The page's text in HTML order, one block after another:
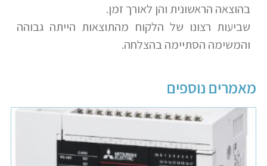
בהוצאה הראשונית והן לאורך זמן.
שביעות רצונו של הלקוח מהתוצאות הייתה גבוהה
והמשימה הסתיימה בהצלחה.
מאמרים נוספים